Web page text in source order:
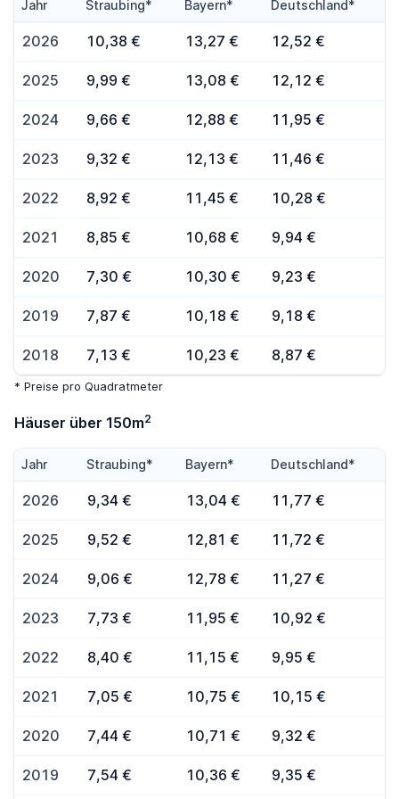
Jahr Straubing* Bayern* Deutschland*
2026 10,38 € 13,27 € 12,52 €
2025 9,99 € 13,08 € 12,12 €
2024 9,66 € 12,88 € 11,95 €
2023 9,32 € 12,13 € 11,46 €
2022 8,92 € 11,45 € 10,28 €
2021 8,85 € 10,68 € 9,94 €
2020 7,30 € 10,30 € 9,23 €
2019 7,87 € 10,18 € 9,18 €
2018 7,13 € 10,23 € 8,87 €
* Preise pro Quadratmeter
Häuser über 150m2
Jahr Straubing* Bayern* Deutschland*
2026 9,34 € 13,04 € 11,77 €
2025 9,52 € 12,81 € 11,72 €
2024 9,06 € 12,78 € 11,27 €
2023 7,73 € 11,95 € 10,92 €
2022 8,40 € 11,15 € 9,95 €
2021 7,05 € 10,75 € 10,15 €
2020 7,44 € 10,71 € 9,32 €
2019 7,54 € 10,36 € 9,35 €